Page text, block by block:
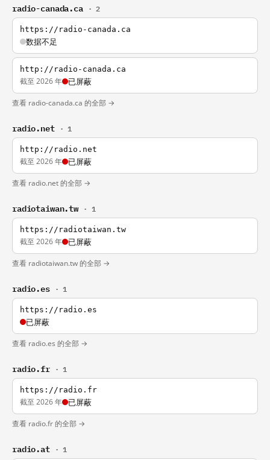
radio-canada.ca · 2
https://radio-canada.ca
数据不足
http://radio-canada.ca
截至 2026 年 已屏蔽
查看 radio-canada.ca 的全部 →
radio.net · 1
http://radio.net
截至 2026 年 已屏蔽
查看 radio.net 的全部 →
radiotaiwan.tw · 1
https://radiotaiwan.tw
截至 2026 年 已屏蔽
查看 radiotaiwan.tw 的全部 →
radio.es · 1
https://radio.es
已屏蔽
查看 radio.es 的全部 →
radio.fr · 1
https://radio.fr
截至 2026 年 已屏蔽
查看 radio.fr 的全部 →
radio.at · 1